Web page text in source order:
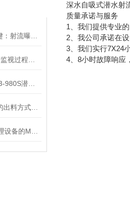
深水自吸式潜水射
质量承诺与服务
1、我们提供专业
2、我公司承诺在
3、我们实行7X24
4、8小时故障响应